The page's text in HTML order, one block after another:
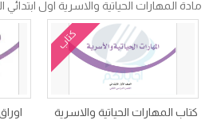
مادة المهارات الحياتية والاسرية اول ابتدائي
كتاب
كتاب المهارات الحياتية والاسرية